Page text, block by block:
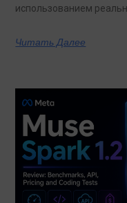
использованием
Читать Далее